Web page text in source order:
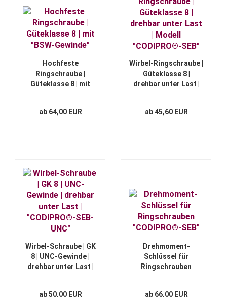
Hochfeste
Ringschraube |
Güteklasse 8 | mit
ab 64,00 EUR
Wirbel-Ringschraube |
Güteklasse 8 |
drehbar unter Last |
ab 45,60 EUR
Wirbel-Schraube | GK
8 | UNC-Gewinde |
drehbar unter Last |
ab 50,00 EUR
Drehmoment-
Schlüssel für
Ringschrauben
ab 66,00 EUR